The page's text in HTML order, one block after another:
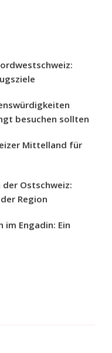
besuchen sollten
Mittelland für
Ostschweiz:
Region
Engadin: Ein